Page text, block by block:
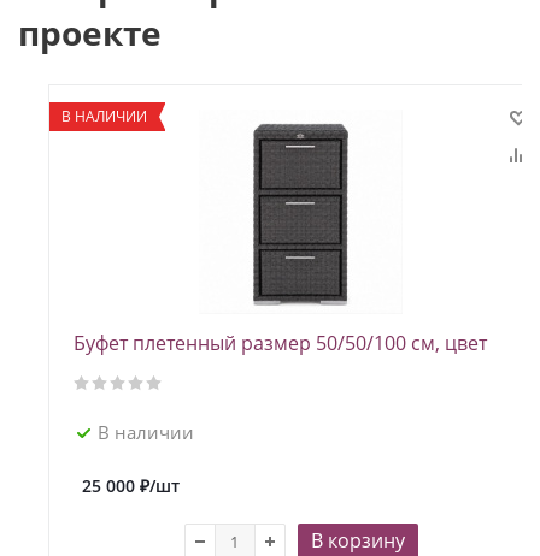
проекте
В НАЛИЧИИ
Буфет плетенный размер 50/50/100 см, цвет
В наличии
25 000 ₽/шт
В корзину